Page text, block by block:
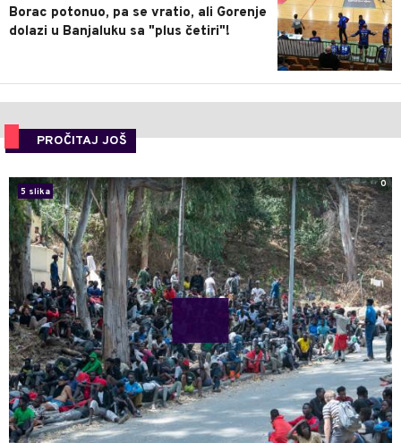
Borac potonuo, pa se vratio, ali Gorenje
dolazi u Banjaluku sa "plus četiri"!
PROČITAJ JOŠ
5 slika
0